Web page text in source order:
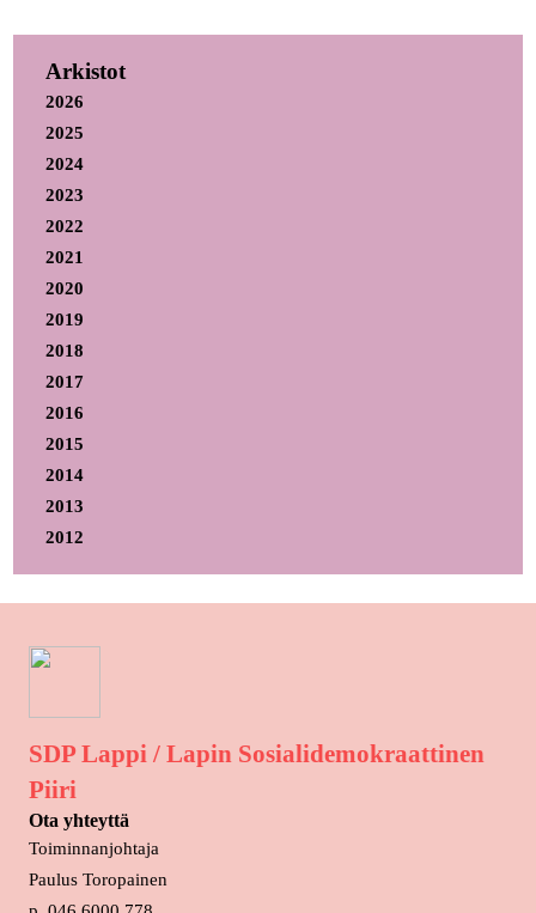
Arkistot
2026
2025
2024
2023
2022
2021
2020
2019
2018
2017
2016
2015
2014
2013
2012
SDP Lappi / Lapin Sosialidemokraattinen
Piiri
Ota yhteyttä
Toiminnanjohtaja
Paulus Toropainen